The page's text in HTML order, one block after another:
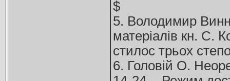
$
5. Володимир
матеріалів кн. С.
стилос трьох
6. Головій О.